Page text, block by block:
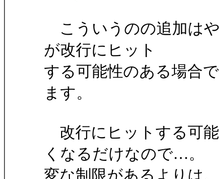
こういうのの追加は
が改行にヒット
する可能性のある場合
ます。
改行にヒットする可
くなるだけなので…。
変な制限があるよりは